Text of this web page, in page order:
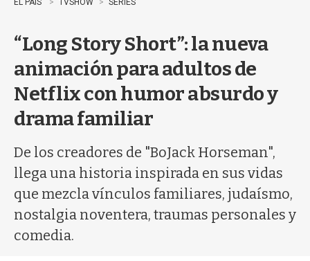
EL PAÍS TVSHOW SERIES
“Long Story Short”: la nueva
animación para adultos de
Netflix con humor absurdo y
drama familiar
De los creadores de "BoJack Horseman",
llega una historia inspirada en sus vidas
que mezcla vínculos familiares, judaísmo,
nostalgia noventera, traumas personales y
comedia.